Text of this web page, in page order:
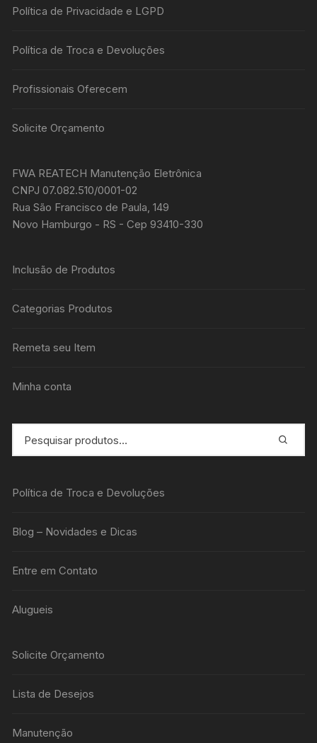
Política de Privacidade e LGPD
Política de Troca e Devoluções
Profissionais Oferecem
Solicite Orçamento
FWA REATECH Manutenção Eletrônica
CNPJ 07.082.510/0001-02
Rua São Francisco de Paula, 149
Novo Hamburgo - RS - Cep 93410-330
Inclusão de Produtos
Categorias Produtos
Remeta seu Item
Minha conta
Política de Troca e Devoluções
Blog – Novidades e Dicas
Entre em Contato
Alugueis
Solicite Orçamento
Lista de Desejos
Manutenção